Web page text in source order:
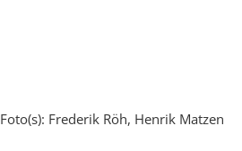
Foto(s): Frederik Röh, Henrik Matzen